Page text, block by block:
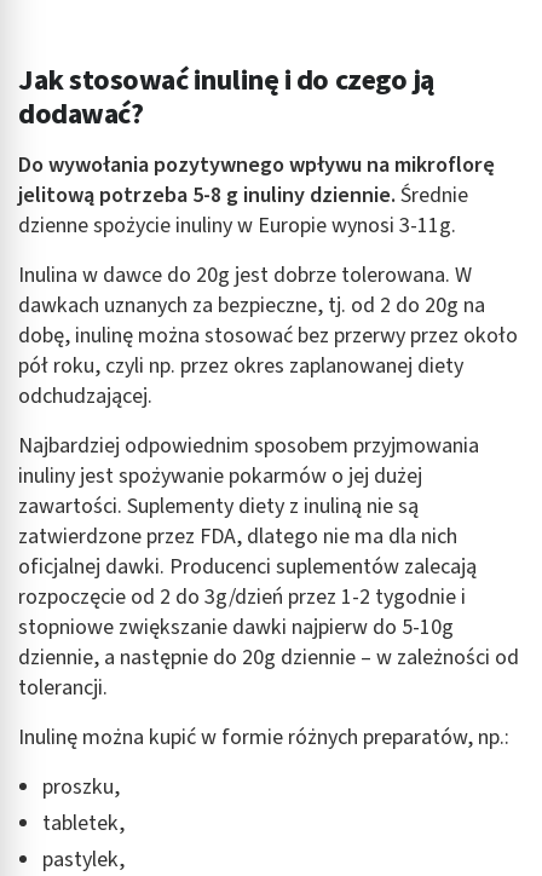
Jak stosować inulinę i do czego ją
dodawać?
Do wywołania pozytywnego wpływu na mikroflorę
jelitową potrzeba 5-8 g inuliny dziennie.Średnie
dzienne spożycie inuliny w Europie wynosi 3-11g.
Inulina w dawce do 20g jest dobrze tolerowana. W
dawkach uznanych za bezpieczne, tj. od 2 do 20g na
dobę, inulinę można stosować bez przerwy przez około
pół roku, czyli np. przez okres zaplanowanej diety
odchudzającej.
Najbardziej odpowiednim sposobem przyjmowania
inuliny jest spożywanie pokarmów o jej dużej
zawartości. Suplementy diety z inuliną nie są
zatwierdzone przez FDA, dlatego nie ma dla nich
oficjalnej dawki. Producenci suplementów zalecają
rozpoczęcie od 2 do 3g/dzień przez 1-2 tygodnie i
stopniowe zwiększanie dawki najpierw do 5-10g
dziennie, a następnie do 20g dziennie – w zależności od
tolerancji.
Inulinę można kupić w formie różnych preparatów, np.:
proszku,
tabletek,
pastylek,